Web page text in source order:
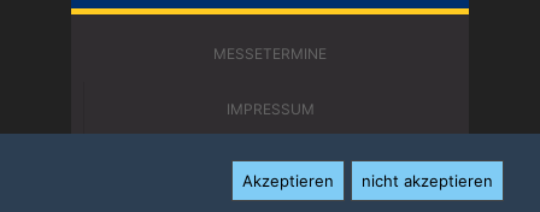
MESSETERMINE
IMPRESSUM
KONTAKT
nicht akzeptieren
Akzeptieren